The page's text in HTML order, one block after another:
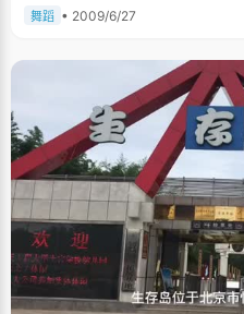
舞蹈 • 2009/6/27